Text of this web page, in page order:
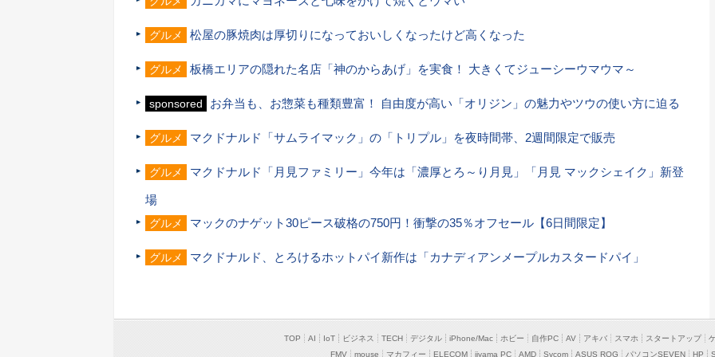
グルメ 松屋の豚焼肉は厚切りになっておいしくなったけど高くなった
グルメ 板橋エリアの隠れた名店「神のからあげ」を実食！ 大きくてジューシーウマウマ～
sponsored お弁当も、お惣菜も種類豊富！ 自由度が高い「オリジン」の魅力やツウの使い方に迫る
グルメ マクドナルド「サムライマック」の「トリプル」を夜時間帯、2週間限定で販売
グルメ マクドナルド「月見ファミリー」今年は「濃厚とろ～り月見」「月見 マックシェイク」新登
場
グルメ マックのナゲット30ピース破格の750円！衝撃の35％オフセール【6日間限定】
グルメ マクドナルド、とろけるホットパイ新作は「カナディアンメープルカスタードパイ」
TOP AI IoT ビジネス TECH デジタル iPhone/Mac ホビー 自作PC AV アキバ スマホ スタートアップ
FMV
mouse マカフィー ELECOM iiyama PC AMD Sycom ASUS ROG パソコンSEVEN HP